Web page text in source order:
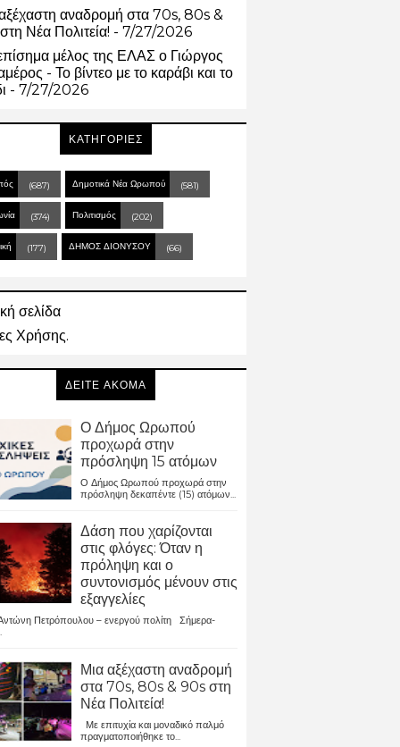
αναδρομή στα 70s, 80s &
Νέα Πολιτεία! - 7/27/2026
μέλος της ΕΛΑΣ ο Γιώργος
- Το βίντεο με το καράβι και το
- 7/27/2026
ΚΑΤΗΓΟΡΙΕΣ
(687) Δημοτικά Νέα Ωρωπού (581)
(374) Πολιτισμός (202)
(177) ΔΗΜΟΣ ΔΙΟΝΥΣΟΥ (66)
σελίδα
Χρήσης.
ΔΕΙΤΕ ΑΚΟΜΑ
Ο Δήμος Ωρωπού
προχωρά στην
πρόσληψη 15 ατόμων
Ο Δήμος Ωρωπού προχωρά στην
πρόσληψη δεκαπέντε (15) ατόμων...
Δάση που χαρίζονται
στις φλόγες: Όταν η
πρόληψη και ο
συντονισμός μένουν στις
εξαγγελίες
Πετρόπουλου – ενεργού πολίτη Σήμερα-
Μια αξέχαστη αναδρομή
στα 70s, 80s & 90s στη
Νέα Πολιτεία!
Με επιτυχία και μοναδικό παλμό
πραγματοποιήθηκε το...